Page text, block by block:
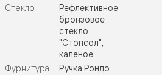
Стекло
Рефлективное
бронзовое
стекло
"Стопсол",
калёное
Фурнитура
Ручка Рондо